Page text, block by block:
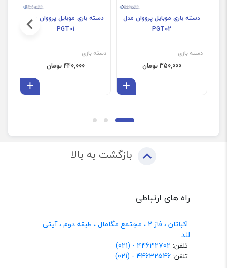
دسته بازی موبایل پرووان مدل
PGT02
دسته بازی
350,000 تومان
دسته بازی موبایل پرووان مدل
PGT01
دسته بازی
440,000 تومان
بازگشت به بالا
راه های ارتباطی
اکباتان ، فاز 2 ، مجتمع مگامال ، طبقه دوم ، آیتی
لند
تلفن: 44632702 - (021)
تلفن:44632546 - (021)